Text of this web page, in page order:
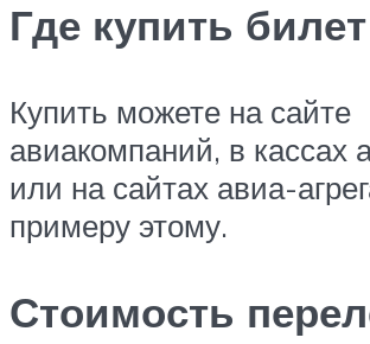
Где купить билет
Купить можете на сайте
авиакомпаний, в кассах
или на сайтах авиа-
примеру этому.
Стоимость